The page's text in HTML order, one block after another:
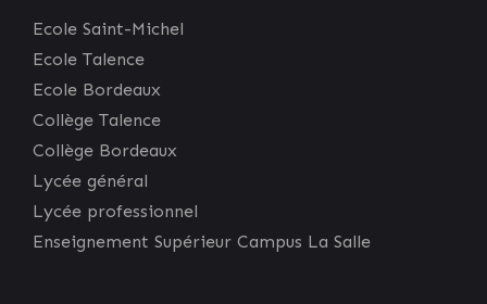
Ecole Saint-Michel
Ecole Talence
Ecole Bordeaux
Collège Talence
Collège Bordeaux
Lycée général
Lycée professionnel
Enseignement Supérieur Campus La Salle